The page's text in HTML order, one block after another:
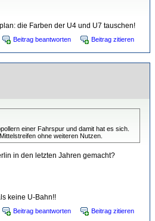
die Farben der U4 und U7 tauschen!
Beitrag beantworten Beitrag zitieren
einer Fahrspur und damit hat es sich.
ohne weiteren Nutzen.
in den letzten Jahren gemacht?
keine U-Bahn!!
Beitrag beantworten Beitrag zitieren